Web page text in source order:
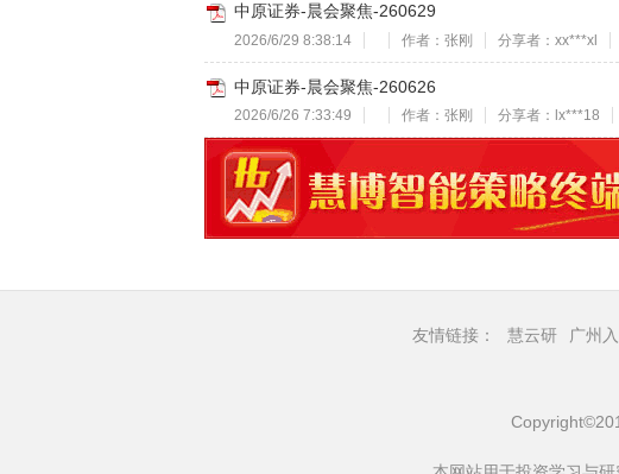
中原证券-晨会聚焦-260629
2026/6/29 8:38:14 作者：张刚 分享者：xx***xl
中原证券-晨会聚焦-260626
2026/6/26 7:33:49 作者：张刚 分享者：lx***18
友情链接： 慧云研 广州